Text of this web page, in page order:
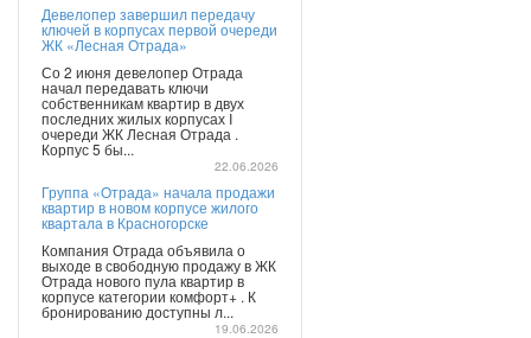
Девелопер завершил передачу
ключей в корпусах первой очереди
ЖК «Лесная Отрада»
Со 2 июня девелопер Отрада
начал передавать ключи
собственникам квартир в двух
последних жилых корпусах I
очереди ЖК Лесная Отрада .
Корпус 5 бы...
22.06.2026
Группа «Отрада» начала продажи
квартир в новом корпусе жилого
квартала в Красногорске
Компания Отрада объявила о
выходе в свободную продажу в ЖК
Отрада нового пула квартир в
корпусе категории комфорт+ . К
бронированию доступны л...
19.06.2026